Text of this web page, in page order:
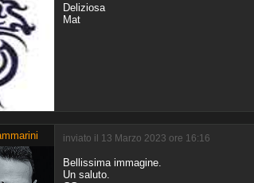
Deliziosa
Mat
inviato il 13 Marzo 2023 ore 16:16
Bellissima immagine.
Un saluto.